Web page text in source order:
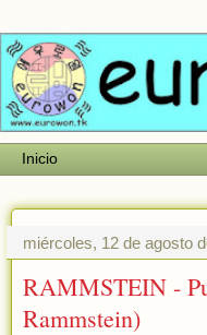
miércoles, 12 de agosto
RAMMSTEIN -
Rammstein)